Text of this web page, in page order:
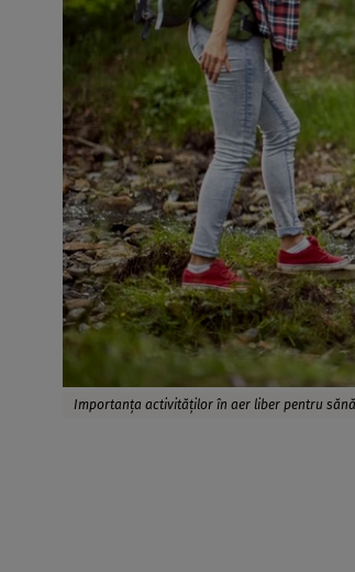
Importanța activităților în aer liber pentru